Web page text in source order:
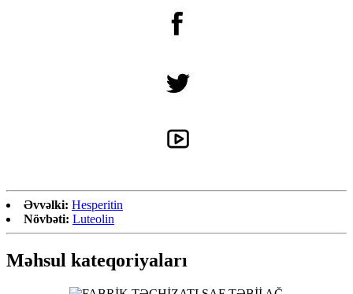
Əvvəlki: Hesperitin
Növbəti: Luteolin
Məhsul kateqoriyaları